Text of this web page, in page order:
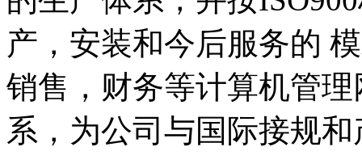
产，安装和今后服务的
销售，财务等计算机管
系，为公司与国际接规